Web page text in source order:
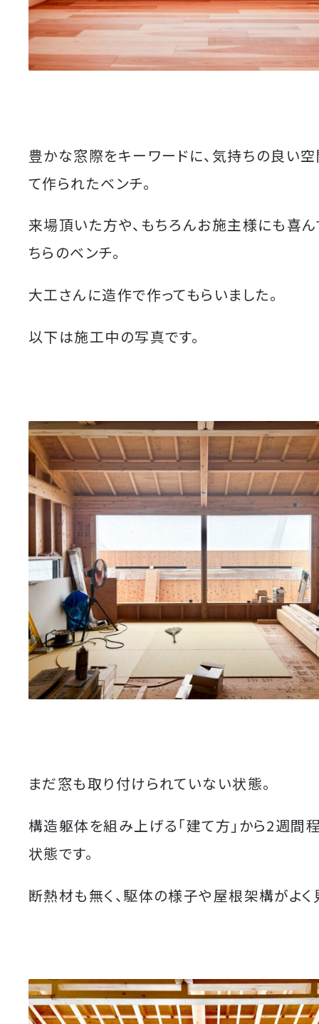
豊かな窓際をキーワードに、気持ちの良い
て作られたベンチ。
来場頂いた方や、もちろんお施主様にも喜
ちらのベンチ。
大工さんに造作で作ってもらいました。
以下は施工中の写真です。
まだ窓も取り付けられていない状態。
構造躯体を組み上げる「建て方」から2週間
状態です。
断熱材も無く、駆体の様子や屋根架構がよく